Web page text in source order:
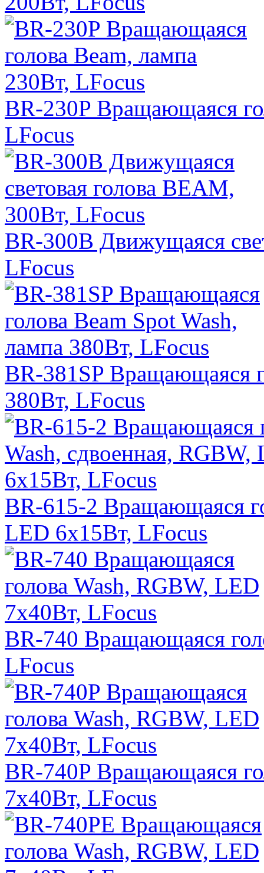
BR-230P Вращающаяся
LFocus
BR-300B Движущаяся
LFocus
BR-381SP Вращающаяся
380Вт, LFocus
BR-615-2 Вращающаяся
LED 6х15Вт, LFocus
BR-740 Вращающаяся
LFocus
BR-740P Вращающаяся
7х40Вт, LFocus